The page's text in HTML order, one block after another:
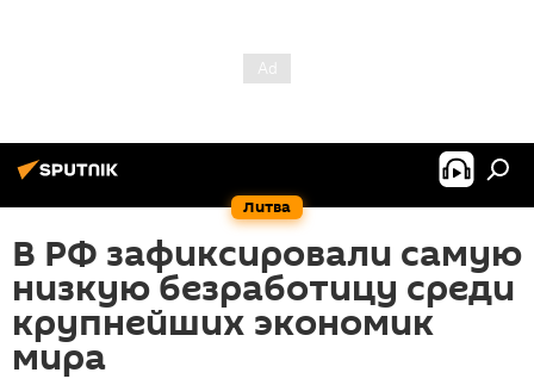
Литва
В РФ зафиксировали самую
низкую безработицу среди
крупнейших экономик
мира